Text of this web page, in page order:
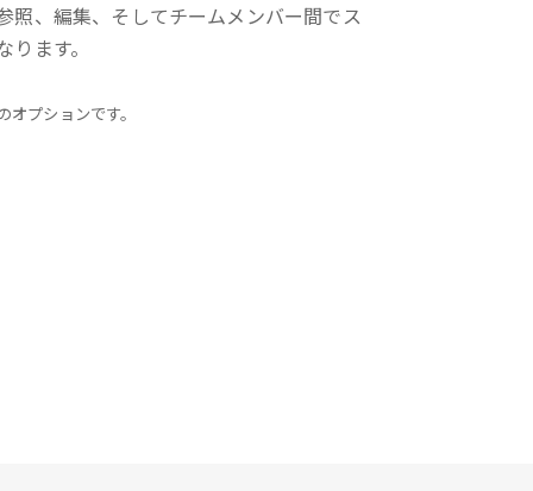
照、編集、そしてチームメンバー間でス
ます。
プションです。